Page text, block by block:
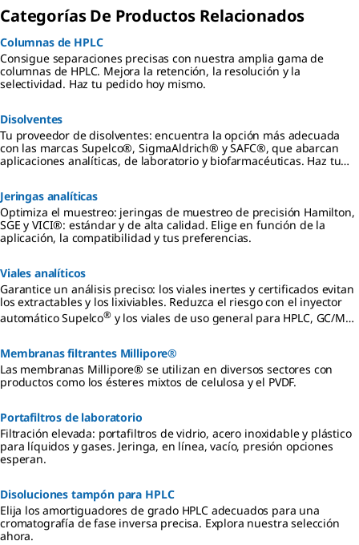
cambios en los procesos de fabricación o en la formulación.
Para que los resultados de la disolución sean significativos
en cada etapa, tanto el ensayo como el proceso deben ser
fiables, consistentes, predictivos y precisos.
Categorías De Productos Relacionados
Columnas de HPLC
Consigue separaciones precisas con nuestra amplia gama de
columnas de HPLC. Mejora la retención, la resolución y la
selectividad. Haz tu pedido hoy mismo.
Disolventes
Tu proveedor de disolventes: encuentra la opción más adecuada
con las marcas Supelco®, SigmaAldrich® y SAFC®, que abarcan
aplicaciones analíticas, de laboratorio y biofarmacéuticas. Haz tu
Jeringas analíticas
Optimiza el muestreo: jeringas de muestreo de precisión Hamilton,
SGE y VICI®: estándar y de alta calidad. Elige en función de la
aplicación, la compatibilidad y tus preferencias.
Viales analíticos
Garantice un análisis preciso: los viales inertes y certificados evitan
los extractables y los lixiviables. Reduzca el riesgo con el inyector
automático Supelco® y los viales de uso general para HPLC, GC/MS
Membranas filtrantes Millipore®
Las membranas Millipore® se utilizan en diversos sectores con
productos como los ésteres mixtos de celulosa y el PVDF.
Portafiltros de laboratorio
Filtración elevada: portafiltros de vidrio, acero inoxidable y plástico
para líquidos y gases. Jeringa, en línea, vacío, presión opciones
esperan.
Disoluciones tampón para HPLC
Elija los amortiguadores de grado HPLC adecuados para una
cromatografía de fase inversa precisa. Explora nuestra selección
ahora.